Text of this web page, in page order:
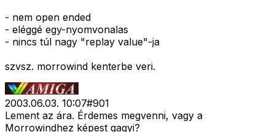
- nem open ended
- eléggé egy-nyomvonalas
- nincs túl nagy "replay value"-ja
szvsz. morrowind kenterbe veri.
2003.06.03. 10:07#901
Lement az ára. Érdemes megvenni, vagy a
Morrowindhez képest gagyi?